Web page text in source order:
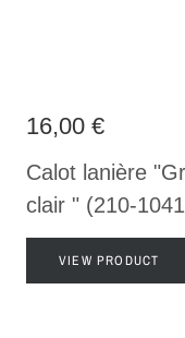
16,00 €
Calot lanière
clair " (210-
VIEW PRODUCT